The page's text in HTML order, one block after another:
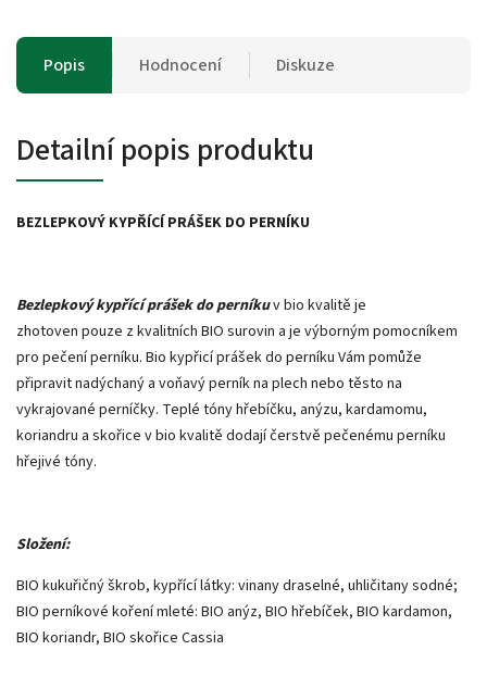
Popis Hodnocení Diskuze
Detailní popis produktu
BEZLEPKOVÝ KYPŘÍCÍ PRÁŠEK DO PERNÍKU
Bezlepkový kypřící prášek do perníkuv bio kvalitě je
zhotoven pouze z kvalitních BIO surovin a je výborným pomocníkem
pro pečení perníku. Bio kypřicí prášek do perníku Vám pomůže
připravit nadýchaný a voňavý perník na plech nebo těsto na
vykrajované perníčky. Teplé tóny hřebíčku, anýzu, kardamomu,
koriandru a skořice v bio kvalitě dodají čerstvě pečenému perníku
hřejivé tóny.
Složení:
BIO kukuřičný škrob, kypřící látky: vinany draselné, uhličitany sodné;
BIO perníkové koření mleté: BIO anýz, BIO hřebíček, BIO kardamon,
BIO koriandr, BIO skořice Cassia